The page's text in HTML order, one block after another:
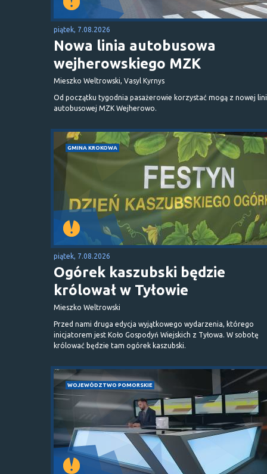
piątek, 7.08.2026
Nowa linia autobusowa
wejherowskiego MZK
Mieszko Weltrowski, Vasyl Kyrnys
Od początku tygodnia pasażerowie korzystać mogą z nowej
autobusowej MZK Wejherowo.
GMINA KROKOWA
piątek, 7.08.2026
Ogórek kaszubski będzie
królował w Tyłowie
Mieszko Weltrowski
Przed nami druga edycja wyjątkowego wydarzenia, którego
inicjatorem jest Koło Gospodyń Wiejskich z Tyłowa. W sobotę
królować będzie tam ogórek kaszubski.
WOJEWÓDZTWO POMORSKIE